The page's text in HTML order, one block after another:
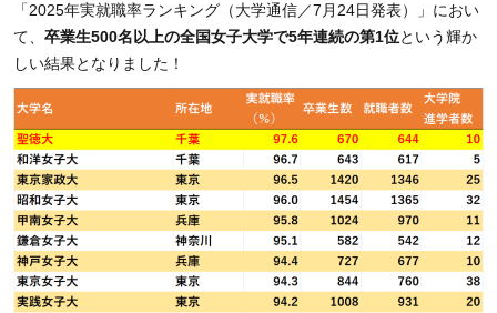
「2025年実就職率ランキング（大学通信／7月24日発表）」におい
て、 卒業生500名以上の全国女子大学で5年連続の第1位という輝か
しい結果となりました！